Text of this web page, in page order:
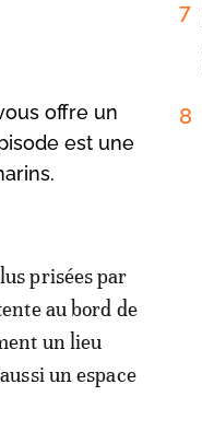
offre un
est une
prisées par
au bord de
un lieu
un espace
7
8